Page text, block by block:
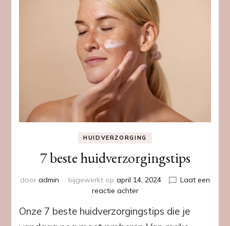
HUIDVERZORGING
7 beste huidverzorgingstips
door admin bijgewerkt op april 14, 2024
Laat een
reactie achterop
beste
huidverzorgingstips
Onze 7 beste huidverzorgingstips die je